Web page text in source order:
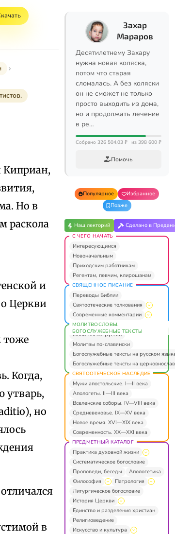
Киприан,
Но в
раскола
и
Церкви
тоже
Когда,
утварь,
но
в
Захар
Мараров
Десятилетнему Захару
нужна новая коляска,
потом что старая
сломалась. А без коляски
он не сможет не только
просто выходить из дома,
но и продолжать лечение
в ре…
Собрано 326 504,03 ₽ из 398 600 ₽
Помочь
Популярное
Избранное
Позже
Наш лекторий Сделано в
С ЧЕГО НАЧАТЬ
Интересующимся
Новоначальным
Приходским работникам
Регентам, певчим, клирошанам
СВЯЩЕННОЕ ПИСАНИЕ
Переводы Библии
Святоотеческие толкования
Современные комментарии
МОЛИТВОСЛОВЫ.
БОГОСЛУЖЕБНЫЕ ТЕКСТЫ
Молитвы по-русски
Молитвы по-славянски
Богослужебные тексты на русском
Богослужебные тексты на
СВЯТООТЕЧЕСКОЕ НАСЛЕДИЕ
Мужи апостольские. I—II века
Апологеты. II—III века
Вселенские соборы. IV—VIII века
Средневековье. IX—XV века
Новое время. XVI—XIX века
Современность. XX—XXI века
ПРЕДМЕТНЫЙ КАТАЛОГ
Практика духовной жизни
Систематическое богословие
Проповеди, беседы
Апологетика
Философия
Патрология
Литургическое богословие
История Церкви
Единство и разделения христиан
Религиоведение
Искусство и культура